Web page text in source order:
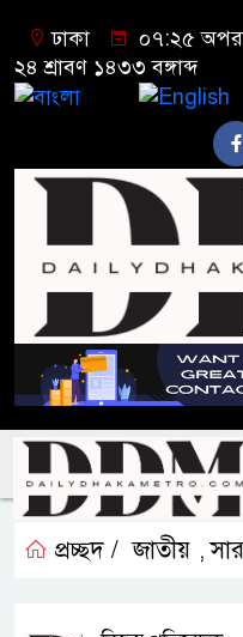
ঢাকা
০৭:২৫
২৪ শ্রাবণ ১৪৩৩ বঙ্গাব্দ
প্রচ্ছদ / জাতীয় ,